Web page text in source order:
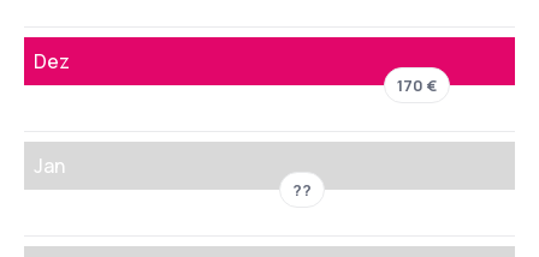
Dez
170 €
Jan
??